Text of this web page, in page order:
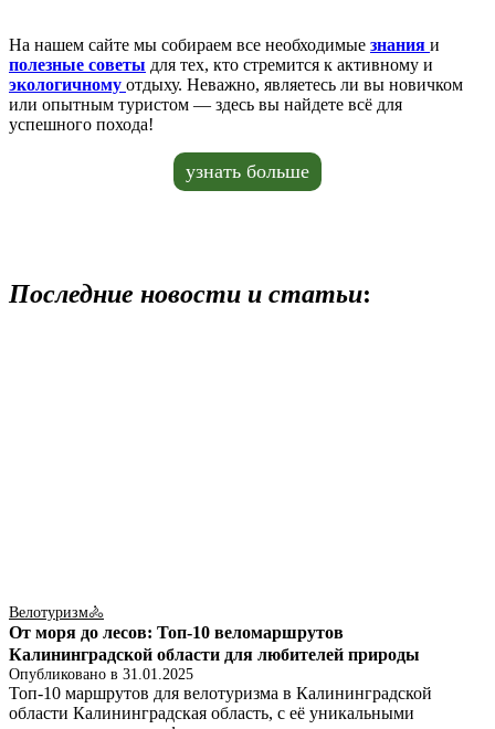
На нашем сайте мы собираем все необходимые знания и
полезные советы для тех, кто стремится к активному и
экологичному отдыху. Неважно, являетесь ли вы новичком
или опытным туристом — здесь вы найдете всё для
успешного похода!
узнать больше
Последние новости и статьи:
Велотуризм🚴
От моря до лесов: Топ-10 веломаршрутов
Калининградской области для любителей природы
Опубликовано в 31.01.2025
Топ-10 маршрутов для велотуризма в Калининградской
области Калининградская область, с её уникальными